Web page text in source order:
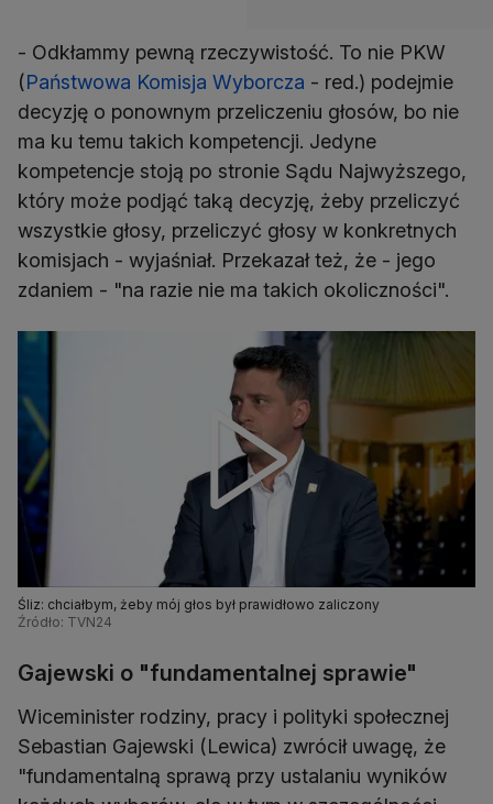
- Odkłammy pewną rzeczywistość. To nie PKW
(Państwowa Komisja Wyborcza - red.) podejmie
decyzję o ponownym przeliczeniu głosów, bo nie
ma ku temu takich kompetencji. Jedyne
kompetencje stoją po stronie Sądu Najwyższego,
który może podjąć taką decyzję, żeby przeliczyć
wszystkie głosy, przeliczyć głosy w konkretnych
komisjach - wyjaśniał. Przekazał też, że - jego
zdaniem - "na razie nie ma takich okoliczności".
Śliz: chciałbym, żeby mój głos był prawidłowo zaliczony
Źródło: TVN24
Gajewski o "fundamentalnej sprawie"
Wiceminister rodziny, pracy i polityki społecznej
Sebastian Gajewski (Lewica) zwrócił uwagę, że
"fundamentalną sprawą przy ustalaniu wyników